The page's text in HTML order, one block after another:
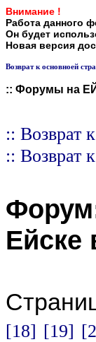
Внимание !
Работа данного
Он будет
Новая версия
Возврат к основноей
:: Форумы на
:: Возврат
:: Возврат
Ейске
[18] [19]